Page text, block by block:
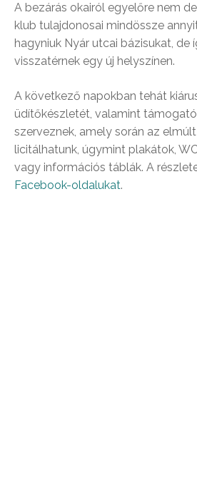
A bezárás okairól egyelőre nem
klub tulajdonosai mindössze
hagyniuk Nyár utcai bázisukat, de
visszatérnek egy új helyszínen.
A következő napokban tehát
üdítőkészletét, valamint
szerveznek, amely során az
licitálhatunk, úgymint plakátok,
vagy információs táblák. A
Facebook-oldalukat.